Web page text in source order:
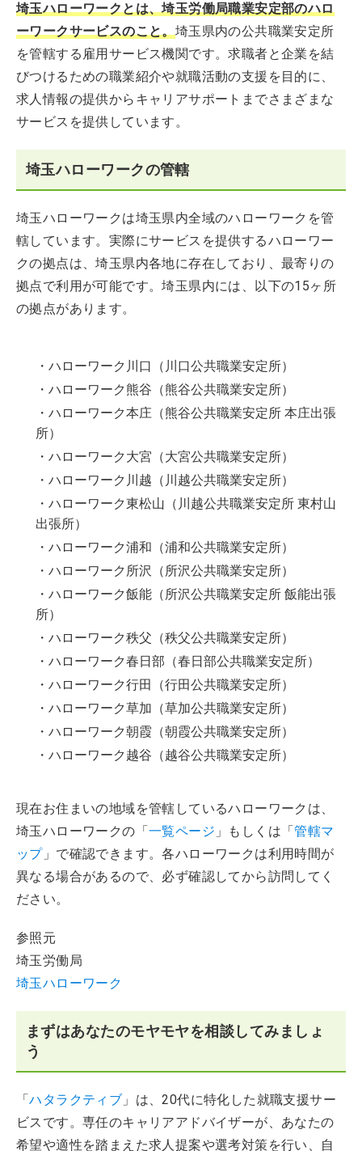
埼玉ハローワークとは、埼玉労働局職業安定部のハロ
ーワークサービスのこと。埼玉県内の公共職業安定所
を管轄する雇用サービス機関です。求職者と企業を結
びつけるための職業紹介や就職活動の支援を目的に、
求人情報の提供からキャリアサポートまでさまざまな
サービスを提供しています。
埼玉ハローワークの管轄
埼玉ハローワークは埼玉県内全域のハローワークを管
轄しています。実際にサービスを提供するハローワー
クの拠点は、埼玉県内各地に存在しており、最寄りの
拠点で利用が可能です。埼玉県内には、以下の15ヶ所
の拠点があります。
・ハローワーク川口（川口公共職業安定所）
・ハローワーク熊谷（熊谷公共職業安定所）
・ハローワーク本庄（熊谷公共職業安定所 本庄出張
所）
・ハローワーク大宮（大宮公共職業安定所）
・ハローワーク川越（川越公共職業安定所）
・ハローワーク東松山（川越公共職業安定所 東村山
出張所）
・ハローワーク浦和（浦和公共職業安定所）
・ハローワーク所沢（所沢公共職業安定所）
・ハローワーク飯能（所沢公共職業安定所 飯能出張
所）
・ハローワーク秩父（秩父公共職業安定所）
・ハローワーク春日部（春日部公共職業安定所）
・ハローワーク行田（行田公共職業安定所）
・ハローワーク草加（草加公共職業安定所）
・ハローワーク朝霞（朝霞公共職業安定所）
・ハローワーク越谷（越谷公共職業安定所）
現在お住まいの地域を管轄しているハローワークは、
埼玉ハローワークの「一覧ページ 」もしくは「管轄マ
ップ」で確認できます。各ハローワークは利用時間が
異なる場合があるので、必ず確認してから訪問してく
ださい。
参照元
埼玉労働局
埼玉ハローワーク
まずはあなたのモヤモヤを相談してみましょ
う
「ハタラクティブ 」は、20代に特化した就職支援サー
ビスです。専任のキャリアアドバイザーが、あなたの
希望や適性を踏まえた求人提案や選考対策を行い、自